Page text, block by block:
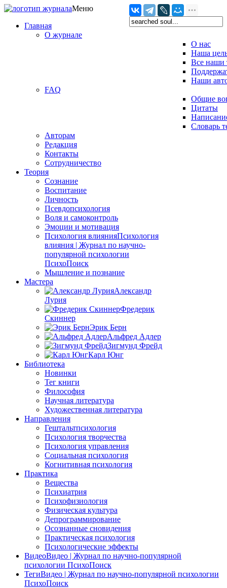
Меню
Главная
О журнале
О нас
Наша
Все наши
Наши
FAQ
Общие
Цитаты
Словарь
Авторам
Редакция
­Контакты
Сотрудничество
Теория
Сознание
Воспитание
Личность
Псевдопсихология
Воля и самоконтроль
Эмоции и мотивация
Психология влиянияПсихология
влияния | Журнал по научно-
популярной психологии
ПсихоПоиск
Мышление и познание
Мастера
Александр
Лурия
Фредерик
Скиннер
Эрик Берн
Альфред Адлер
Зигмунд Фрейд
Карл Юнг
Библиотека
Новинки
Тег книги
Философия
Научная литература
Художественная литература
Направления
Гештальтпсихология
Психология творчества
Психология управления
Социальная психология
Когнитивная психология
Практика
Вещества
Психиатрия
Психофизиология
Физическая культура
Депрограммирование
Осознанные сновидения
Практическая психология
Психологические эффекты
ВидеоВидео | Журнал по научно-популярной
психологии ПсихоПоиск
ТегиВидео | Журнал по научно-популярной психологии
ПсихоПоиск